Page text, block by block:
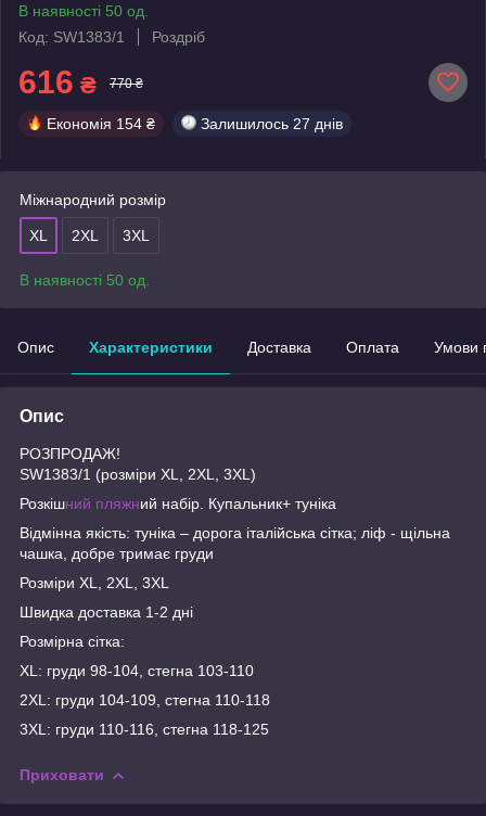
В наявності 50 од.
Код: SW1383/1
Роздріб
616 ₴ 770 ₴
Економія 154 ₴ Залишилось 27 днів
Міжнародний розмір
XL 2XL 3XL
В наявності 50 од.
Опис Характеристики Доставка Оплата Умови
Опис
РОЗПРОДАЖ!
SW1383/1 (розміри XL, 2XL, 3XL)
Розкішний пляжний набір. Купальник+ туніка
Відмінна якість: туніка – дорога італійська сітка; ліф - щільна
чашка, добре тримає груди
Розміри XL, 2XL, 3XL
Швидка доставка 1-2 дні
Розмірна сітка:
XL: груди 98-104, стегна 103-110
2XL: груди 104-109, стегна 110-118
3XL: груди 110-116, стегна 118-125
Приховати